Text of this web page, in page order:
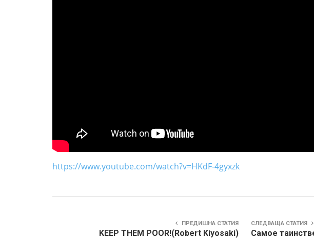
https://www.youtube.com/watch?v=HKdF-4gyxzk
ПРЕДИШНА СТАТИЯ
KEEP THEM POOR!(Robert Kiyosaki)
СЛЕДВАЩА СТАТИЯ
Самое